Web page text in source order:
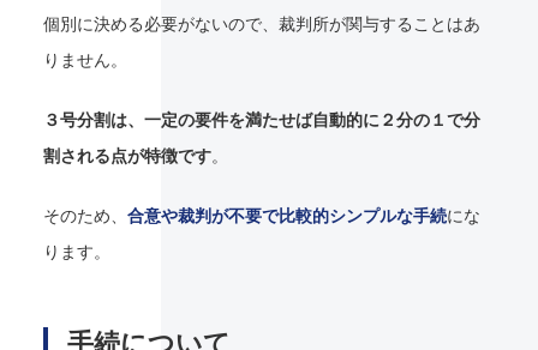
個別に決める必要がないので、裁判所が関与することはあ
りません。
３号分割は、一定の要件を満たせば自動的に２分の１で分
割される点が特徴です。
そのため、 合意や裁判が不要で比較的シンプルな手続にな
ります。
手続について